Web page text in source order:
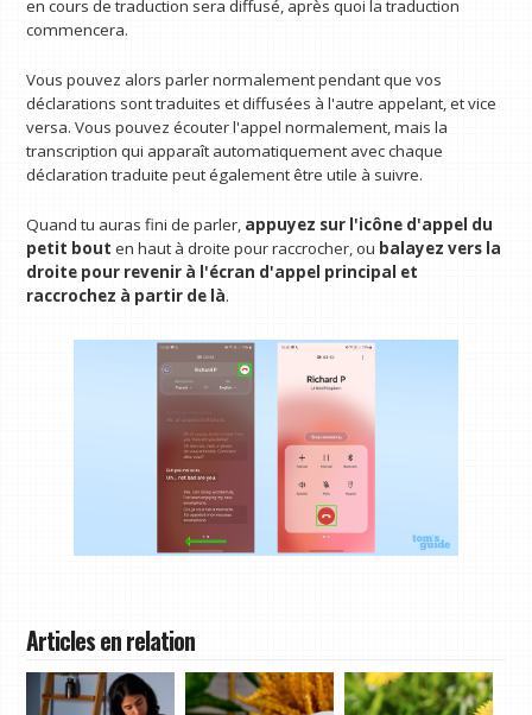
en cours de traduction sera diffusé, après quoi la traduction
commencera.
Vous pouvez alors parler normalement pendant que vos
déclarations sont traduites et diffusées à l'autre appelant, et vice
versa. Vous pouvez écouter l'appel normalement, mais la
transcription qui apparaît automatiquement avec chaque
déclaration traduite peut également être utile à suivre.
Quand tu auras fini de parler, appuyez sur l'icône d'appel du
petit bout en haut à droite pour raccrocher, ou balayez vers la
droite pour revenir à l'écran d'appel principal et
raccrochez à partir de là.
Articles en relation